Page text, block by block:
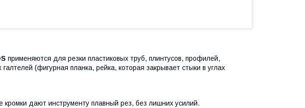
применяются для резки пластиковых труб, плинтусов, профилей,
(фигурная планка, рейка, которая закрывает стыки в углах
дают инструменту плавный рез, без лишних усилий.